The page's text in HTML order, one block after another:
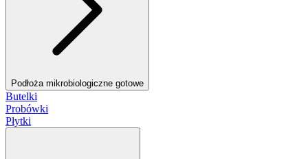
Podłoża mikrobiologiczne gotowe
Butelki
Probówki
Płytki